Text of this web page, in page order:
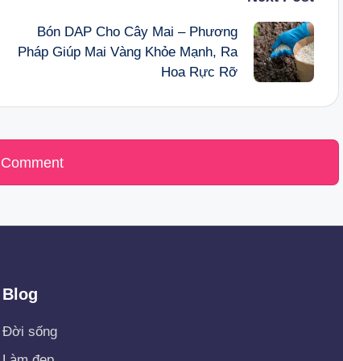
Bón DAP Cho Cây Mai – Phương
Pháp Giúp Mai Vàng Khỏe Mạnh, Ra
Hoa Rực Rỡ
Blog
Đời sống